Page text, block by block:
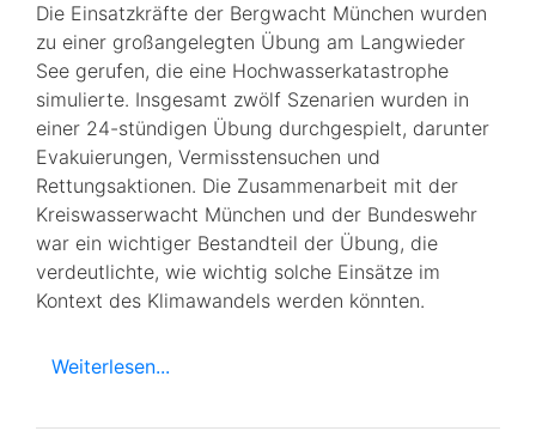
Die Einsatzkräfte der Bergwacht München wurden
zu einer großangelegten Übung am Langwieder
See gerufen, die eine Hochwasserkatastrophe
simulierte. Insgesamt zwölf Szenarien wurden in
einer 24-stündigen Übung durchgespielt, darunter
Evakuierungen, Vermisstensuchen und
Rettungsaktionen. Die Zusammenarbeit mit der
Kreiswasserwacht München und der Bundeswehr
war ein wichtiger Bestandteil der Übung, die
verdeutlichte, wie wichtig solche Einsätze im
Kontext des Klimawandels werden könnten.
Weiterlesen...